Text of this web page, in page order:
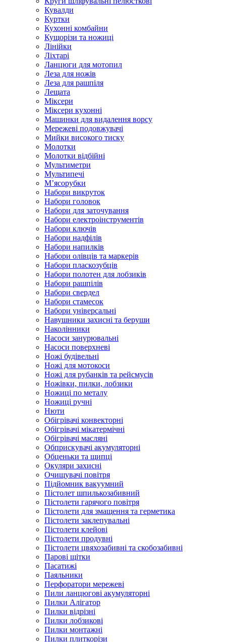
Кувалди
Куртки
Кухонні комбайни
Кущорізи та ножиці
Лінійки
Ліхтарі
Ланцюги для мотопил
Леза для ножів
Леза для рашпіля
Лещата
Міксери
Міксери кухонні
Машинки для видалення ворсу
Мережеві подовжувачі
Мийки високого тиску
Молотки
Молотки відбійні
Мультиметри
Мультипечі
М’ясорубки
Набори викруток
Набори головок
Набори для заточування
Набори електроінструментів
Набори ключів
Набори надфілів
Набори напилків
Набори олівців та маркерів
Набори пласкозубців
Набори полотен для лобзиків
Набори рашпілів
Набори свердел
Набори стамесок
Набори універсальні
Навушники захисні та беруши
Наколінники
Насоси занурювальні
Насоси поверхневі
Ножі будівельні
Ножі для мотокоси
Ножі для рубанків та рейсмусів
Ножівки, пилки, лобзики
Ножиці по металу
Ножиці ручні
Нюти
Обігрівачі конвекторні
Обігрівачі мікатермічні
Обігрівачі масляні
Обприскувачі акумуляторні
Обценьки та щипці
Окуляри захисні
Очищувачі повітря
Підйомник вакуумний
Пістолет шпилькозабивний
Пістолети гарячого повітря
Пістолети для змащення та герметика
Пістолети заклепувальні
Пістолети клейові
Пістолети продувні
Пістолети цвяхозабивні та скобозабивні
Парові щітки
Пасатижі
Паяльники
Перфоратори мережеві
Пили ланцюгові акумуляторні
Пилки Алігатор
Пилки відрізні
Пилки лобзикові
Пилки монтажні
Пилки плиткорізи